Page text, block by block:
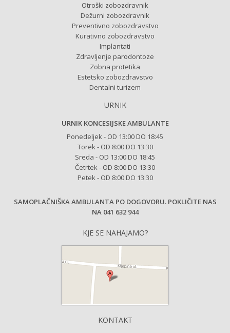
Otroški zobozdravnik
Dežurni zobozdravnik
Preventivno zobozdravstvo
Kurativno zobozdravstvo
Implantati
Zdravljenje parodontoze
Zobna protetika
Estetsko zobozdravstvo
Dentalni turizem
URNIK
URNIK KONCESIJSKE AMBULANTE
Ponedeljek - OD 13:00 DO 18:45
Torek - OD 8:00 DO 13:30
Sreda - OD 13:00 DO 18:45
Četrtek - OD 8:00 DO 13:30
Petek - OD 8:00 DO 13:30
SAMOPLAČNIŠKA AMBULANTA PO DOGOVORU. POKLIČITE NAS
NA 041 632 944
KJE SE NAHAJAMO?
KONTAKT